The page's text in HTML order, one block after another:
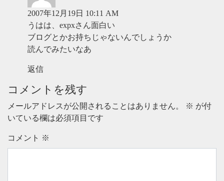
2007年12月19日 10:11 AM
うはは、expxさん面白い
ブログとかお持ちじゃないんでしょうか
読んでみたいなあ
返信
コメントを残す
メールアドレスが公開されることはありません。 ※ が付
いている欄は必須項目です
コメント ※